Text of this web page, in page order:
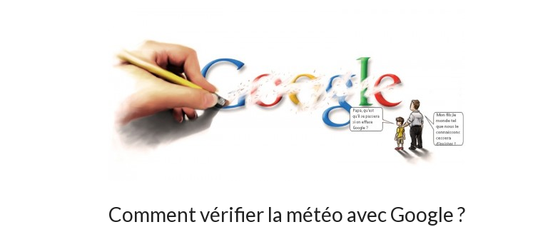
Comment vérifier la météo avec Google ?